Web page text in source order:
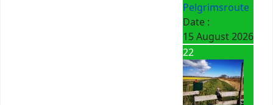
Pelgrimsroute
Date :
15 August 2026
22